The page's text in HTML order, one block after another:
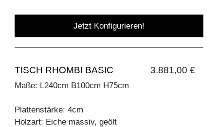
Jetzt Konfigurieren!
TISCH RHOMBI BASIC 3.881,00 €
Maße: L240cm B100cm H75cm
Plattenstärke: 4cm
Holzart: Eiche massiv, geölt